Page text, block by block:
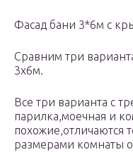
Фасад бани 3*6м с
Сравним три
3х6м.
Все три варианта с
парилка,моечная и
похожие,отличаются
размерами комнаты